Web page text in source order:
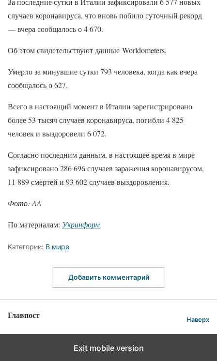
случаев коронавируса, что вновь побило суточный рекорд
— вчера сообщалось о 4 670.
Об этом свидетельствуют данные Worldometers.
Умерло за минувшие сутки 793 человека, когда как вчера
сообщалось о 627.
Всего в настоящий момент в Италии зарегистрировано
более 53 тысяч случаев коронавируса, погибли 4 825
человек и выздоровели 6 072.
Согласно последним данным, в настоящее время в мире
зафиксировано 286 696 случаев заражения коронавирусом,
11 889 смертей и 93 602 случаев выздоровления.
Фото: AA
По материалам: Укринформ
Категории: В мире
Добавить комментарий
Главпост Наверх
Exit mobile version